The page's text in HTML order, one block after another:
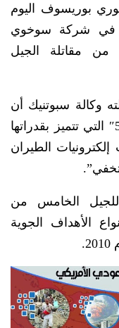
بوريسوف اليوم
في شركة سوخوي
مقاتلة الجيل
وكالة سبوتنيك أن
“هناك اهتماماً بتطوير مقاتلة ” سو57″ التي تتميز بقدراتها
إلكترونيات الطيران
تنتمي للجيل الخامس من
الأهداف الجوية